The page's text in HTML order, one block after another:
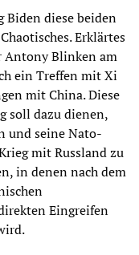
Biden diese beiden
Erklärtes
Antony Blinken am
ein Treffen mit Xi
mit China. Diese
soll dazu dienen,
und seine Nato-
mit Russland zu
in denen nach dem
Eingreifen